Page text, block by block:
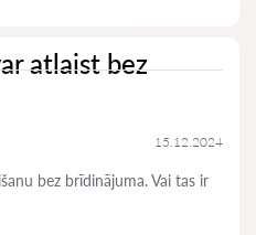
atlaist bez
15.12.2024
bez brīdinājuma. Vai tas ir